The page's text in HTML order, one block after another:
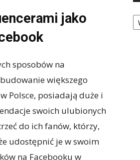
jako
sposobów na
większego
Polsce, posiadają duże i
swoich ulubionych
do ich fanów, którzy,
udostępnić je w swoim
na Facebooku w